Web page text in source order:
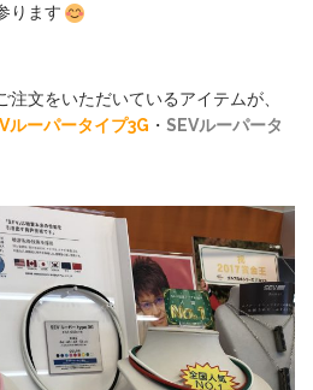
ります
文をいただいているアイテムが、
ルーパータイプ3G ・ SEVルーパータ